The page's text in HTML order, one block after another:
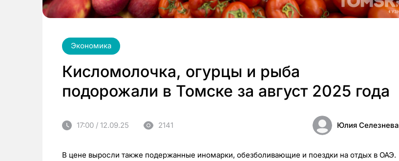
Экономика
Кисломолочка, огурцы и рыба
подорожали в Томске за август 2025 года
17:00 / 12.09.25 2141 Юлия Селезнева
В цене выросли также подержанные иномарки, обезболивающие и поездки на отдых в ОАЭ.